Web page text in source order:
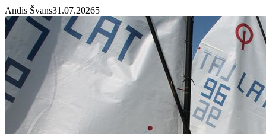
Andis Švāns31.07.20265